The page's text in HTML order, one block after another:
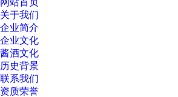
网站首页
关于我们
企业简介
企业文化
酱酒文化
历史背景
联系我们
资质荣誉